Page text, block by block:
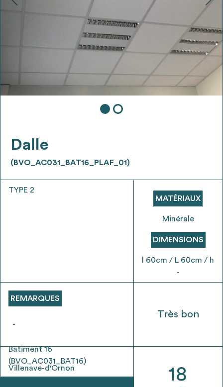
Ajouter les matériaux intéressants à "
liste
Transmettre sa liste de manifestation
d'intérêt pour les matériaux
sélectionnés
Exporter sa liste et ses fiches produits
Être recontacté afin d’obtenir plus de
stratégies de récupérations
* Attention, l’ajout des matériaux à sa liste et son envoi ne
voirFAQ
Dalle
(BVO_AC031_BAT16_PLAF_01)
TYPE 2
REMARQUES
-
Bâtiment 16
(BVO_AC031_BAT16)
Villenave-d'Ornon
MATÉRIAUX
Minérale
DIMENSIONS
l 60cm / L 60cm / h
-
Très bon
18